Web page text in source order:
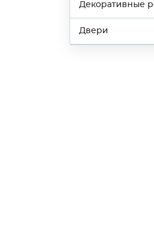
Декоративные
Двери